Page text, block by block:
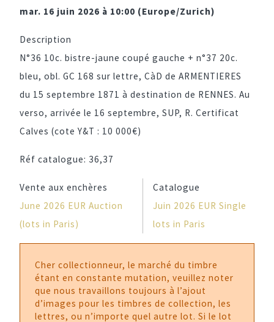
mar. 16 juin 2026 à 10:00 (Europe/Zurich)
Description
N°36 10c. bistre-jaune coupé gauche + n°37 20c.
bleu, obl. GC 168 sur lettre, CàD de ARMENTIERES
du 15 septembre 1871 à destination de RENNES. Au
verso, arrivée le 16 septembre, SUP, R. Certificat
Calves (cote Y&T : 10 000€)
Réf catalogue: 36,37
Vente aux enchères
June 2026 EUR Auction
(lots in Paris)
Catalogue
Juin 2026 EUR Single
lots in Paris
Cher collectionneur, le marché du timbre
étant en constante mutation, veuillez noter
que nous travaillons toujours à l’ajout
d’images pour les timbres de collection, les
lettres, ou n’importe quel autre lot. Si le lot